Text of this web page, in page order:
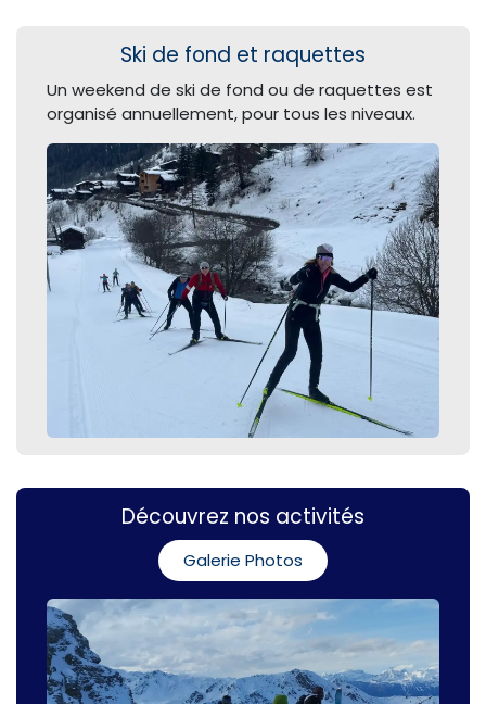
Ski de fond et raquettes
Un weekend de ski de fond ou de raquettes est
organisé annuellement, pour tous les niveaux.
Découvrez nos activités
Galerie Photos